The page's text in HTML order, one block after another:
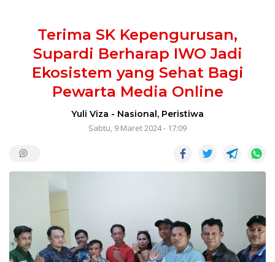
Terima SK Kepengurusan,
Supardi Berharap IWO Jadi
Ekosistem yang Sehat Bagi
Pewarta Media Online
Yuli Viza - Nasional, Peristiwa
Sabtu, 9 Maret 2024 - 17:09